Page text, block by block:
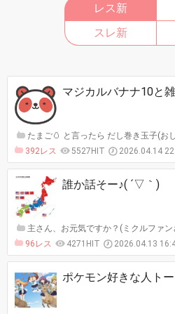
レス新
スレ新
マジカルバナナ10と
たまご🥚 と言ったら だし巻き玉子(お
392レス
5527HIT 2026.04.14
誰か話そー♪( ´▽｀)
主さん、お元気ですか？(ミクルファン
96レス
4271HIT 2026.04.13
ポケモン好きな人ト